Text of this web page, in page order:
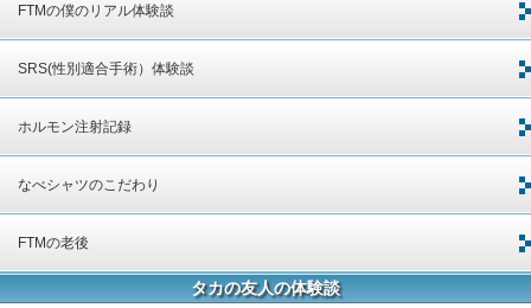
FTMの僕のリアル体験談
SRS(性別適合手術）体験談
ホルモン注射記録
なべシャツのこだわり
FTMの老後
タカの友人の体験談